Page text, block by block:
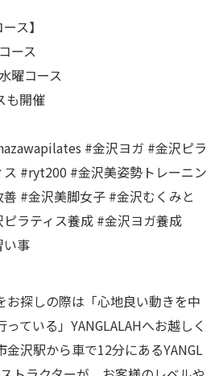
ス】
ース
曜コース
も開催
#金沢ヨガ #金沢ピラ
ス #ryt200 #金沢美姿勢トレーニン
#金沢美脚女子 #金沢むくみと
ラティス養成 #金沢ヨガ養成
い事
お探しの際は「心地良い動きを中
ている」YANGLALAHへお越しく
沢駅から車で12分にあるYANGL